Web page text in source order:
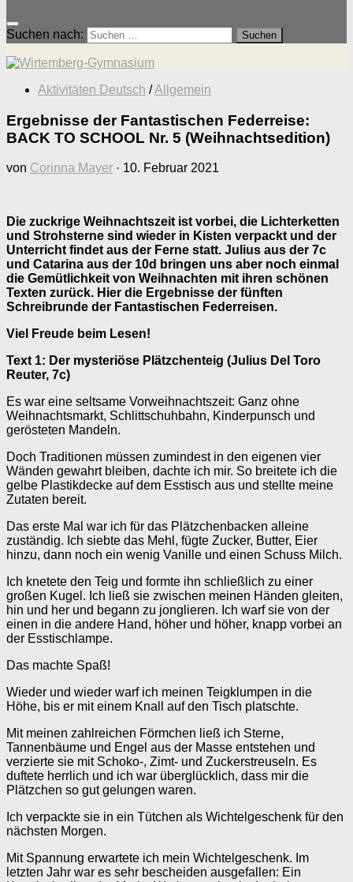
Suchen nach:
Aktivitäten Deutsch /Allgemein
Ergebnisse der Fantastischen Federreise:
BACK TO SCHOOL Nr. 5 (Weihnachtsedition)
von Corinna Mayer · 10. Februar 2021
Die zuckrige Weihnachtszeit ist vorbei, die Lichterketten
und Strohsterne sind wieder in Kisten verpackt und der
Unterricht findet aus der Ferne statt. Julius aus der 7c
und Catarina aus der 10d bringen uns aber noch einmal
die Gemütlichkeit von Weihnachten mit ihren schönen
Texten zurück. Hier die Ergebnisse der fünften
Schreibrunde der Fantastischen Federreisen.
Viel Freude beim Lesen!
Text 1: Der mysteriöse Plätzchenteig (Julius Del Toro
Reuter, 7c)
Es war eine seltsame Vorweihnachtszeit: Ganz ohne
Weihnachtsmarkt, Schlittschuhbahn, Kinderpunsch und
gerösteten Mandeln.
Doch Traditionen müssen zumindest in den eigenen vier
Wänden gewahrt bleiben, dachte ich mir. So breitete ich die
gelbe Plastikdecke auf dem Esstisch aus und stellte meine
Zutaten bereit.
Das erste Mal war ich für das Plätzchenbacken alleine
zuständig. Ich siebte das Mehl, fügte Zucker, Butter, Eier
hinzu, dann noch ein wenig Vanille und einen Schuss Milch.
Ich knetete den Teig und formte ihn schließlich zu einer
großen Kugel. Ich ließ sie zwischen meinen Händen gleiten,
hin und her und begann zu jonglieren. Ich warf sie von der
einen in die andere Hand, höher und höher, knapp vorbei an
der Esstischlampe.
Das machte Spaß!
Wieder und wieder warf ich meinen Teigklumpen in die
Höhe, bis er mit einem Knall auf den Tisch platschte.
Mit meinen zahlreichen Förmchen ließ ich Sterne,
Tannenbäume und Engel aus der Masse entstehen und
verzierte sie mit Schoko-, Zimt- und Zuckerstreuseln. Es
duftete herrlich und ich war überglücklich, dass mir die
Plätzchen so gut gelungen waren.
Ich verpackte sie in ein Tütchen als Wichtelgeschenk für den
nächsten Morgen.
Mit Spannung erwartete ich mein Wichtelgeschenk. Im
letzten Jahr war es sehr bescheiden ausgefallen: Ein